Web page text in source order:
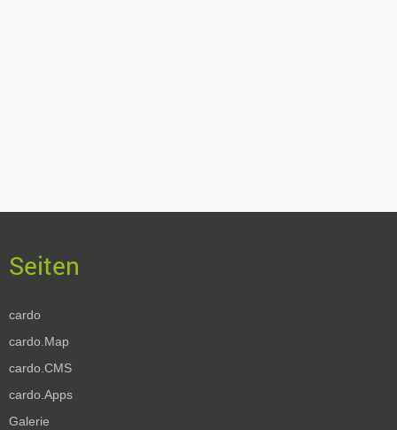
cardo
cardo.Map
cardo.CMS
cardo.Apps
Galerie